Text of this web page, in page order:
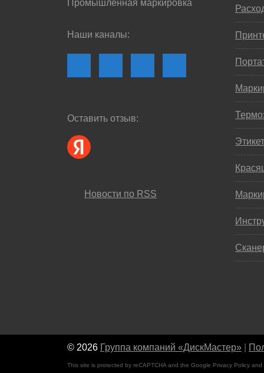
Промышленная маркировка
Наши каналы:
Оставить отзыв:
Новости по RSS
© 2026 Группа компаний «ДискМастер»
This site is protected by reCAPTCHA and the Google Privacy Policy and